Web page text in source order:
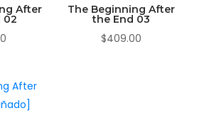
After
02
The Beginning After
the End 03
$409.00